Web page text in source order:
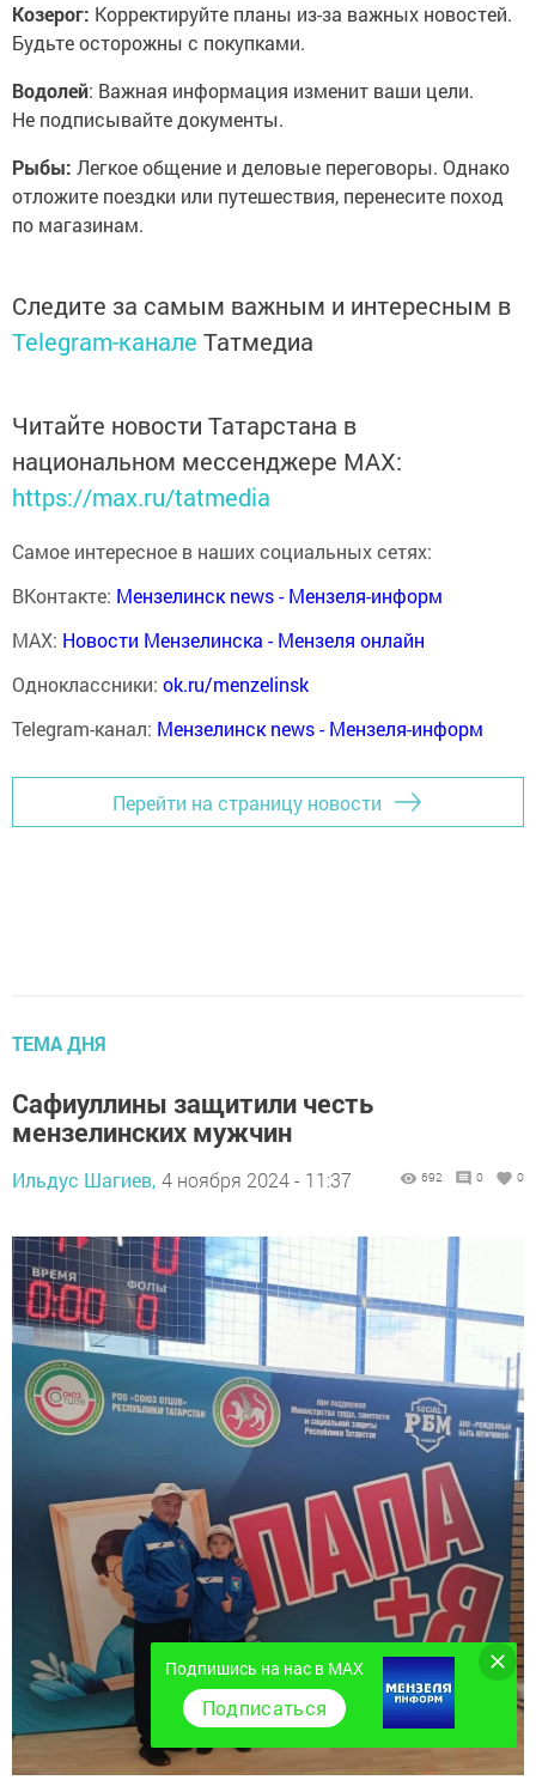
Козерог: Корректируйте планы из-за важных новостей.
Будьте осторожны с покупками.
Водолей: Важная информация изменит ваши цели.
Не подписывайте документы.
Рыбы: Легкое общение и деловые переговоры. Однако
отложите поездки или путешествия, перенесите поход
по магазинам.
Следите за самым важным и интересным в
Telegram-канале Татмедиа
Читайте новости Татарстана в
национальном мессенджере MАХ:
https://max.ru/tatmedia
Самое интересное в наших социальных сетях:
ВКонтакте: Мензелинск news - Мензеля-информ
MAX: Новости Мензелинска - Мензеля онлайн
Одноклассники: ok.ru/menzelinsk
Telegram-канал: Мензелинск news - Мензеля-информ
Перейти на страницу новости
ТЕМА ДНЯ
Сафиуллины защитили честь
мензелинских мужчин
Ильдус Шагиев, 4 ноября 2024 - 11:37 692 0 0
Подпишись на нас в MAX
Подписаться